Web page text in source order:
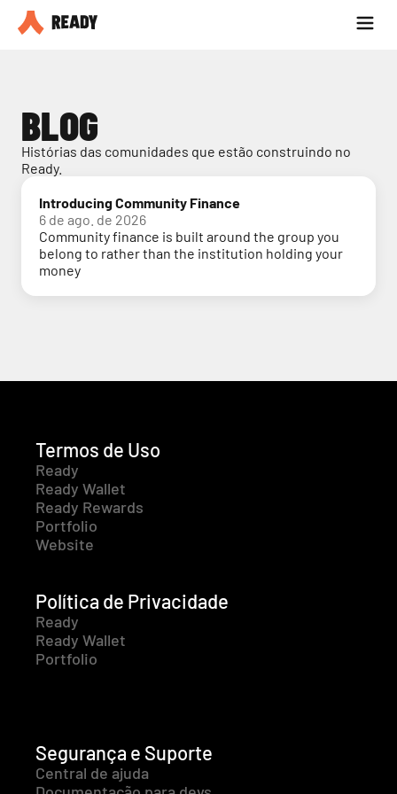
Seja parceiro
BLOG
Histórias das comunidades que estão construindo no
Ready.
Introducing Community Finance
6 de ago. de 2026
Community finance is built around the group you
belong to rather than the institution holding your
money
Termos de Uso
Ready
Ready Wallet
Ready Rewards
Portfolio
Website
Política de Privacidade
Ready
Ready Wallet
Portfolio
Segurança e Suporte
Central de ajuda